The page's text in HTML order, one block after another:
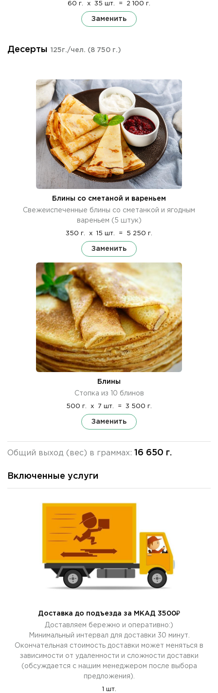
60 г. x 35 шт. = 2 100 г.
Заменить
Десерты 125г./чел. (8 750 г.)
Блины со сметаной и вареньем
Свежеиспеченные блины со сметанкой и ягодным
вареньем (5 штук)
350 г. x 15 шт. = 5 250 г.
Заменить
Блины
Стопка из 10 блинов
500 г. x 7 шт. = 3 500 г.
Заменить
Общий выход (вес) в граммах: 16 650 г.
Включенные услуги
Доставка до подъезда за МКАД 3500₽
Доставляем бережно и оперативно:)
Минимальный интервал для доставки 30 минут.
Окончательная стоимость доставки может меняться в
зависимости от удаленности и сложности доставки
(обсуждается с нашим менеджером после выбора
предложения).
1 шт.